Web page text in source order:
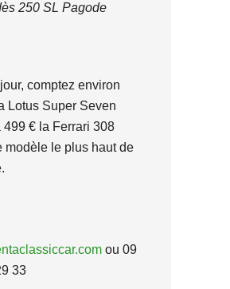
250 SL Pagode
comptez environ
Lotus Super Seven
499 € la Ferrari 308
modèle le plus haut de
ou 09
33